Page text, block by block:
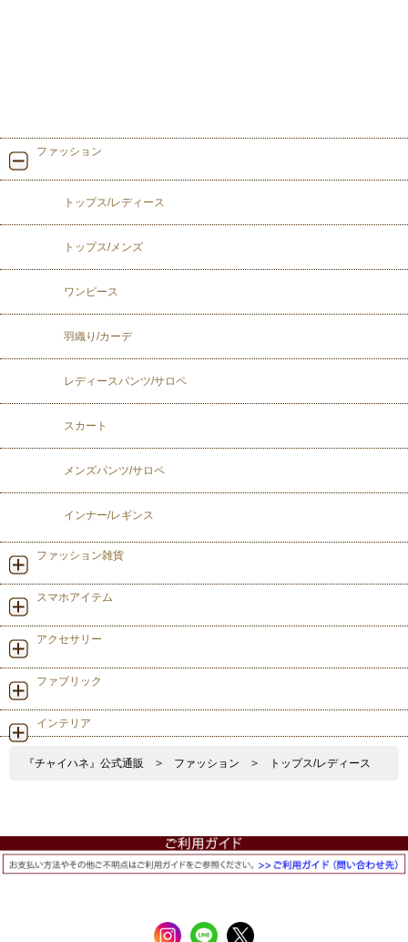
ファッション
トップス/レディース
トップス/メンズ
ワンピース
羽織り/カーデ
レディースパンツ/サロペ
スカート
メンズパンツ/サロペ
インナー/レギンス
ファッション雑貨
スマホアイテム
アクセサリー
ファブリック
インテリア
『チャイハネ』公式通販 > ファッション > トップス/レディース